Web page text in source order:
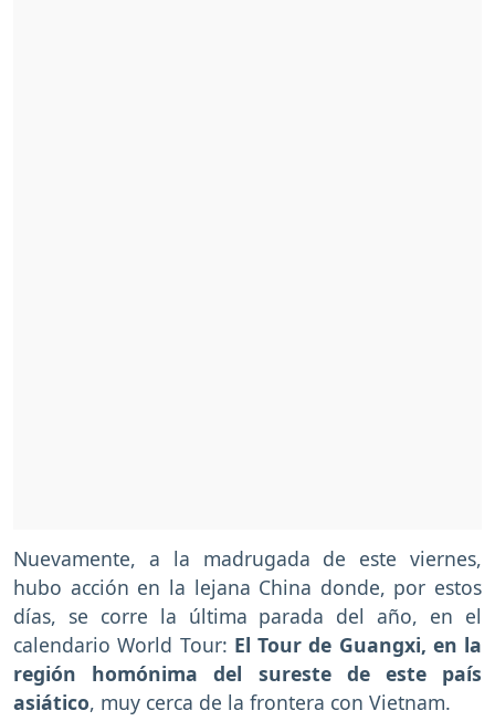
Nuevamente, a la madrugada de este viernes,
hubo acción en la lejana China donde, por estos
días, se corre la última parada del año, en el
calendario World Tour: El Tour de Guangxi, en la
región homónima del sureste de este país
asiático, muy cerca de la frontera con Vietnam.